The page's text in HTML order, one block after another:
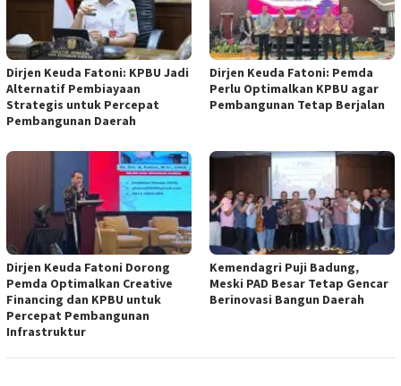
Dirjen Keuda Fatoni: KPBU Jadi
Alternatif Pembiayaan
Strategis untuk Percepat
Pembangunan Daerah
Dirjen Keuda Fatoni: Pemda
Perlu Optimalkan KPBU agar
Pembangunan Tetap Berjalan
Dirjen Keuda Fatoni Dorong
Pemda Optimalkan Creative
Financing dan KPBU untuk
Percepat Pembangunan
Infrastruktur
Kemendagri Puji Badung,
Meski PAD Besar Tetap Gencar
Berinovasi Bangun Daerah